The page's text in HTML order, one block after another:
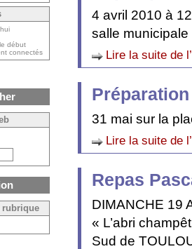
4 avril 2010 à
salle
Lire la suite de
31 mai sur la
Lire la suite de
Repas
DIMANCHE 19
« L’abri
Sud de
début
connectés
rubrique